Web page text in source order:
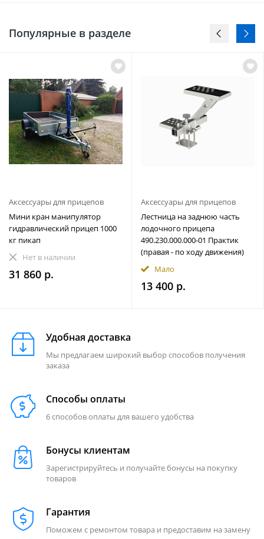
Популярные в разделе
Аксессуары для прицепов
Мини кран манипулятор
гидравлический прицеп 1000
кг пикап
Нет в наличии
31 860 р.
Аксессуары для прицепов
Лестница на заднюю часть
лодочного прицепа
490.230.000.000-01 Практик
(правая - по ходу движения)
Мало
13 400 р.
Удобная доставка
Мы предлагаем широкий выбор способов получения
заказа
Способы оплаты
6 способов оплаты для вашего удобства
Бонусы клиентам
Зарегистрируйтесь и получайте бонусы на покупку
товаров
Гарантия
Поможем с ремонтом товара и предоставим на замену